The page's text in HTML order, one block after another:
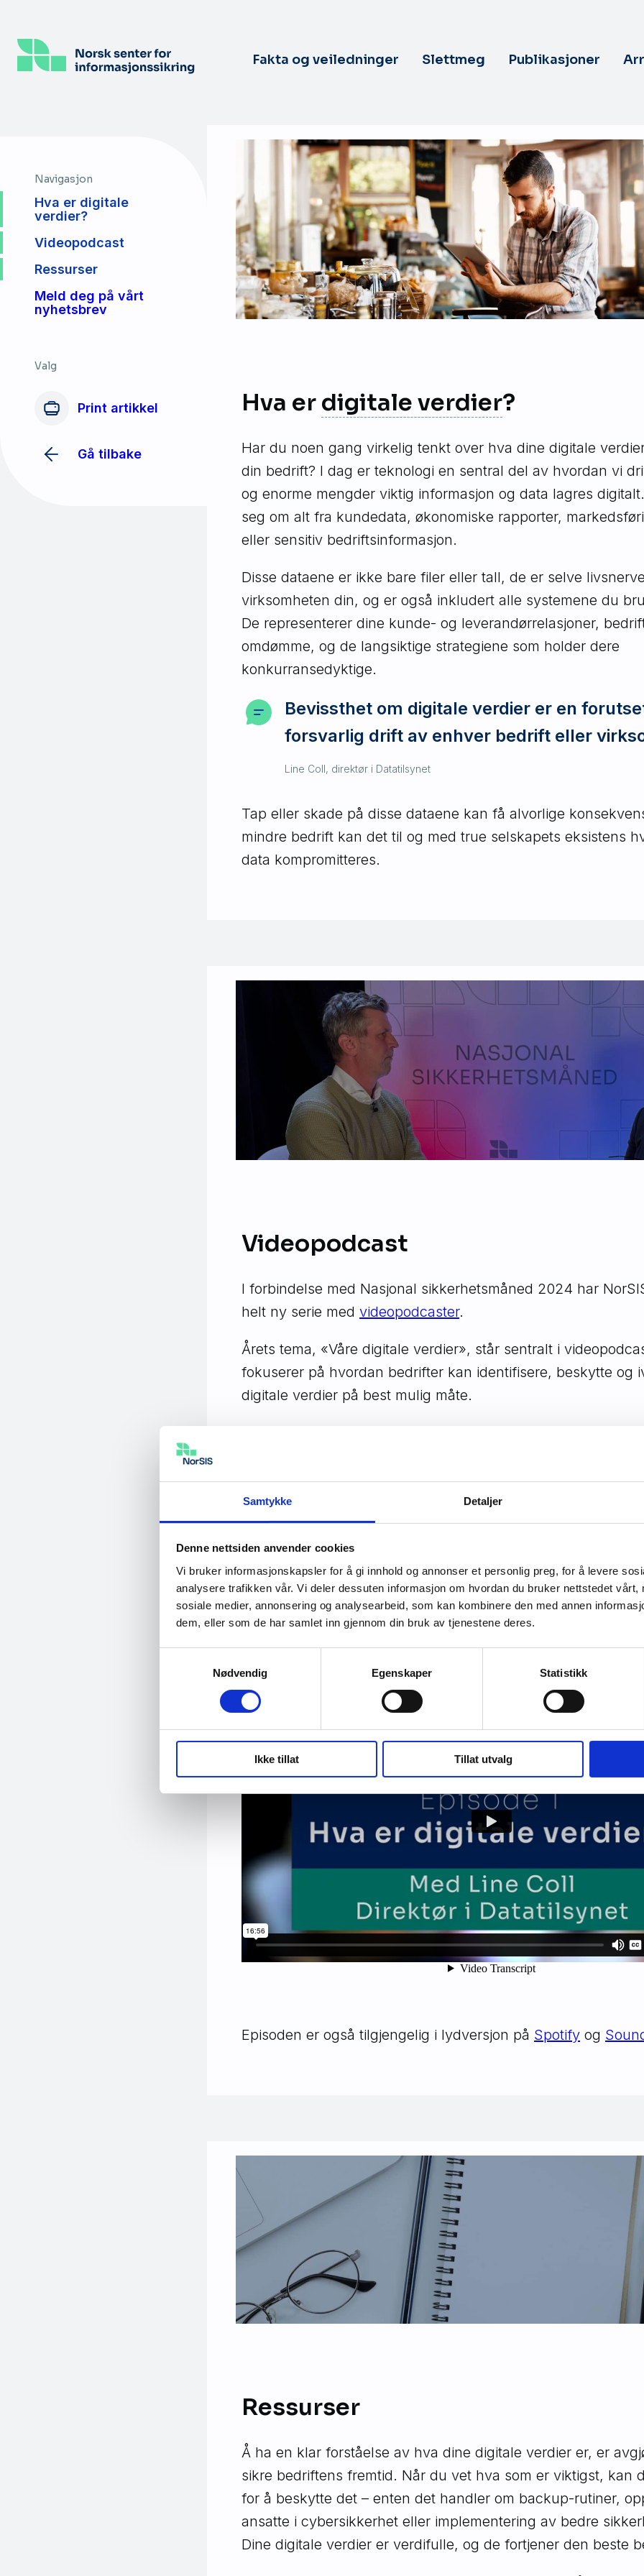
Samtykke Detaljer
Denne nettsiden anvender cookies
Vi bruker informasjonskapsler for å gi innhold og annonser et personlig preg, for å levere
analysere trafikken vår. Vi deler dessuten informasjon om hvordan du bruker nettstedet vårt,
sosiale medier, annonsering og analysearbeid, som kan kombinere den med annen
dem, eller som de har samlet inn gjennom din bruk av tjenestene deres.
Nødvendig
Egenskaper Statistikk
Ikke tillat Tillat utvalg
hovedinnhold
Fakta og veiledninger Slettmeg Publikasjoner
Navigasjon
Hva er digitale
verdier?
Videopodcast
Ressurser
Meld deg på vårt
nyhetsbrev
Valg
Print artikkel
Gå tilbake
Hva er digitale verdier?
Har du noen gang virkelig tenkt over hva dine digitale
din bedrift? I dag er teknologi en sentral del av hvordan vi
og enorme mengder viktig informasjon og data lagres
seg om alt fra kundedata, økonomiske rapporter,
eller sensitiv bedriftsinformasjon.
Disse dataene er ikke bare filer eller tall, de er selve
virksomheten din, og er også inkludert alle systemene du
De representerer dine kunde- og leverandørrelasjoner,
omdømme, og de langsiktige strategiene som holder dere
konkurransedyktige.
Bevissthet om digitale verdier er en
forsvarlig drift av enhver bedrift eller
Line Coll, direktør i Datatilsynet
Tap eller skade på disse dataene kan få alvorlige
mindre bedrift kan det til og med true selskapets eksistens
data kompromitteres.
Videopodcast
I forbindelse med Nasjonal sikkerhetsmåned 2024 har
helt ny serie med videopodcaster.
Årets tema, «Våre digitale verdier», står sentralt i
fokuserer på hvordan bedrifter kan identifisere, beskytte og
digitale verdier på best mulig måte.
tematikk, med nytt fokusområde for hver uke. Vi oppfordrer
dedikere en halvtime med sine ansatte/kolleger hver uke i
dette sammen. Da kan vi sammen øke engasjementet og bli
bedriftens digitale verdier.
Første episode har vi fokus på «Hva er digitale verdier?»,
Line Coll, direktør iDatatilsynet. Hvorfor er det så viktig
digitale verdier er? Eller hva de er verdt for deg, eller for
Episoden er også tilgjengelig i lydversjon på Spotify og
Ressurser
Å ha en klar forståelse av hva dine digitale verdier er, er
sikre bedriftens fremtid. Når du vet hva som er viktigst, kan
for å beskytte det – enten det handler om backup-rutiner,
ansatte i cybersikkerhet eller implementering av bedre
Dine digitale verdier er verdifulle, og de fortjener den beste